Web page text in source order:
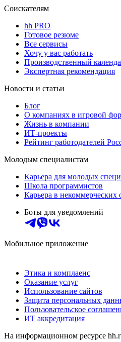
Соискателям
hh PRO
Готовое резюме
Все сервисы
Хочу у вас работать
Производственный
Экспертная рекомендация
Новости и статьи
Блог
О компаниях в игровой
Жизнь в компании
ИТ-проекты
Рейтинг работодателей
Молодым специалистам
Карьера для молодых
Школа программистов
Карьера в некоммерческих
Боты для уведомлений
Мобильное приложение
Этика и комплаенс
Оказание услуг
Использование сайтов
Защита персональных
Пользовательское
ИТ аккредитация
На информационном ресурсе